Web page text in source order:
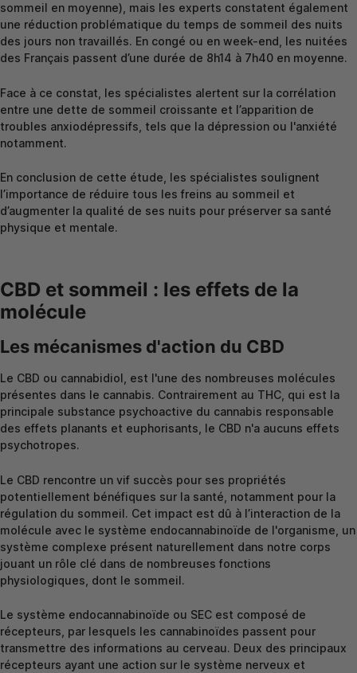
sommeil en moyenne), mais les experts constatent également
une réduction problématique du temps de sommeil des nuits
des jours non travaillés. En congé ou en week-end, les nuitées
des Français passent d’une durée de 8h14 à 7h40 en moyenne.
Face à ce constat, les spécialistes alertent sur la corrélation
entre une dette de sommeil croissante et l’apparition de
troubles anxiodépressifs, tels que la dépression ou l'anxiété
notamment.
En conclusion de cette étude, les spécialistes soulignent
l’importance de réduire tous les freins au sommeil et
d’augmenter la qualité de ses nuits pour préserver sa santé
physique et mentale.
CBD et sommeil : les effets de la
molécule
Les mécanismes d'action du CBD
Le CBD ou cannabidiol, est l'une des nombreuses molécules
présentes dans le cannabis. Contrairement au THC, qui est la
principale substance psychoactive du cannabis responsable
des effets planants et euphorisants, le CBD n'a aucuns effets
psychotropes.
Le CBD rencontre un vif succès pour ses propriétés
potentiellement bénéfiques sur la santé, notamment pour la
régulation du sommeil. Cet impact est dû à l’interaction de la
molécule avec le système endocannabinoïde de l'organisme, un
système complexe présent naturellement dans notre corps
jouant un rôle clé dans de nombreuses fonctions
physiologiques, dont le sommeil.
Le système endocannabinoïde ou SEC est composé de
récepteurs, par lesquels les cannabinoïdes passent pour
transmettre des informations au cerveau. Deux des principaux
récepteurs ayant une action sur le système nerveux et